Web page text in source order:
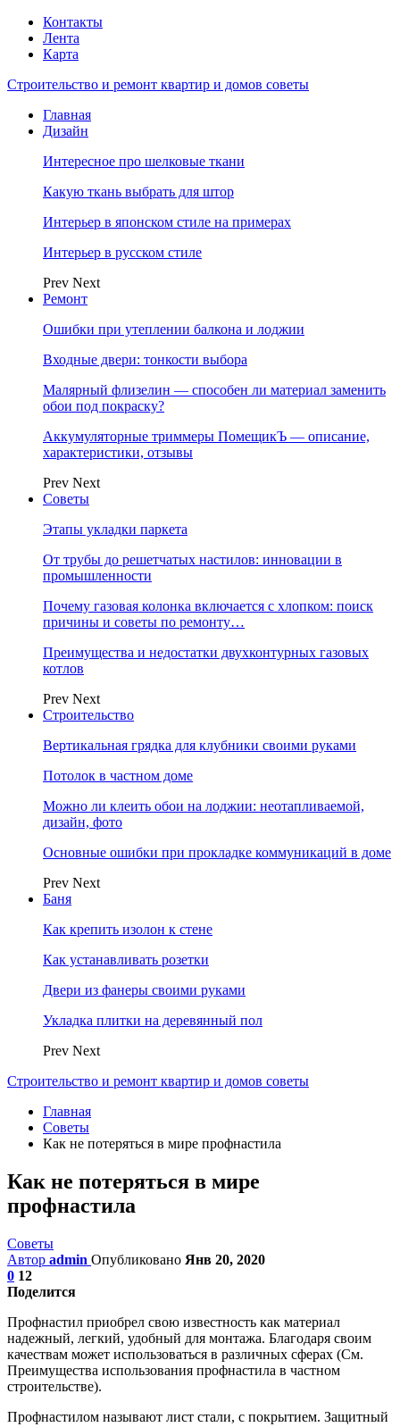
Контакты
Лента
Карта
Строительство и ремонт квартир и домов советы
Главная
Дизайн
Интересное про шелковые ткани
Какую ткань выбрать для штор
Интерьер в японском стиле на примерах
Интерьер в русском стиле
Prev Next
Ремонт
Ошибки при утеплении балкона и лоджии
Входные двери: тонкости выбора
Малярный флизелин — способен ли материал заменить
обои под покраску?
Аккумуляторные триммеры ПомещикЪ — описание,
характеристики, отзывы
Prev Next
Советы
Этапы укладки паркета
От трубы до решетчатых настилов: инновации в
промышленности
Почему газовая колонка включается с хлопком: поиск
причины и советы по ремонту…
Преимущества и недостатки двухконтурных газовых
котлов
Prev Next
Строительство
Вертикальная грядка для клубники своими руками
Потолок в частном доме
Можно ли клеить обои на лоджии: неотапливаемой,
дизайн, фото
Основные ошибки при прокладке коммуникаций в доме
Prev Next
Баня
Как крепить изолон к стене
Как устанавливать розетки
Двери из фанеры своими руками
Укладка плитки на деревянный пол
Prev Next
Строительство и ремонт квартир и домов советы
Главная
Советы
Как не потеряться в мире профнастила
Как не потеряться в мире
профнастила
Советы
Автор admin Опубликовано Янв 20, 2020
0 12
Поделится
Профнастил приобрел свою известность как материал
надежный, легкий, удобный для монтажа. Благодаря своим
качествам может использоваться в различных сферах (См.
Преимущества использования профнастила в частном
строительстве).
Профнастилом называют лист стали, с покрытием. Защитный